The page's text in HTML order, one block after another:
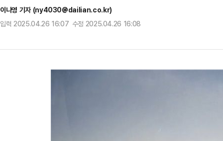
이나영 기자 (ny4030@dailian.co.kr)
입력 2025.04.26 16:07 수정 2025.04.26 16:08